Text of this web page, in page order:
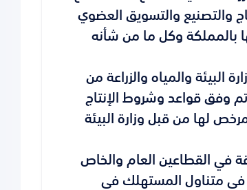
والتصنيع والتسويق العضوي
بالمملكة وكل ما من شأنه
والمياه والزراعة من
وفق قواعد وشروط الإنتاج
لها من قبل وزارة البيئة
في القطاعين العام والخاص
في متناول المستهلك في